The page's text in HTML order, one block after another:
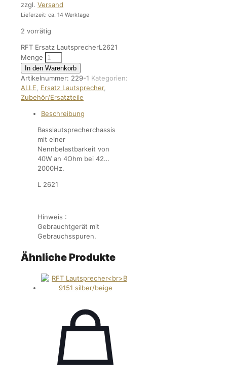
zzgl. Versand
Lieferzeit: ca. 14 Werktage
2 vorrätig
RFT Ersatz LautsprecherL2621
Menge
In den Warenkorb
Artikelnummer: 229-1 Kategorien:
ALLE
Ersatz Lautsprecher,
Zubehör/Ersatzteile
Beschreibung
Basslautsprecherchassis
mit einer
Nennbelastbarkeit von
40W an 4Ohm bei 42…
2000Hz.
L 2621
Hinweis :
Gebrauchtgerät mit
Gebrauchsspuren.
Ähnliche Produkte